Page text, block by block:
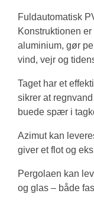
Fuldautomatisk
Konstruktionen
aluminium, gør
vind, vejr og
Taget har et
sikrer at
buede spær i
Azimut kan
giver et flot og
Pergolaen kan
og glas – både